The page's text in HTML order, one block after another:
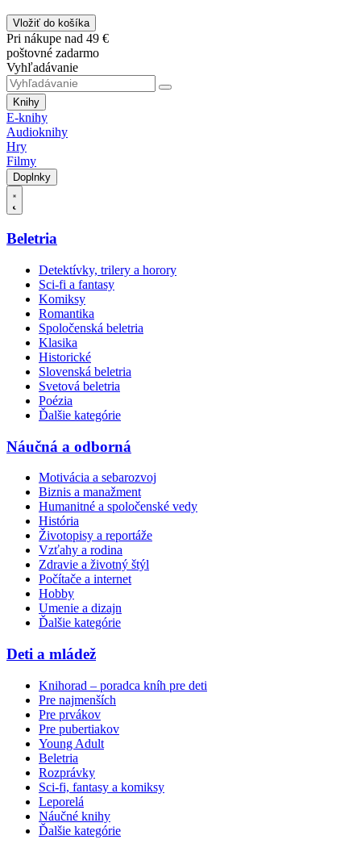
Vložiť do košíka
Pri nákupe nad 49 €
poštovné zadarmo
Vyhľadávanie
Knihy
E-knihy
Audioknihy
Hry
Filmy
Doplnky
Beletria
Detektívky, trilery a horory
Sci-fi a fantasy
Komiksy
Romantika
Spoločenská beletria
Klasika
Historické
Slovenská beletria
Svetová beletria
Poézia
Ďalšie kategórie
Náučná a odborná
Motivácia a sebarozvoj
Biznis a manažment
Humanitné a spoločenské vedy
História
Životopisy a reportáže
Vzťahy a rodina
Zdravie a životný štýl
Počítače a internet
Hobby
Umenie a dizajn
Ďalšie kategórie
Deti a mládež
Knihorad – poradca kníh pre deti
Pre najmenších
Pre prvákov
Pre pubertiakov
Young Adult
Beletria
Rozprávky
Sci-fi, fantasy a komiksy
Leporelá
Náučné knihy
Ďalšie kategórie